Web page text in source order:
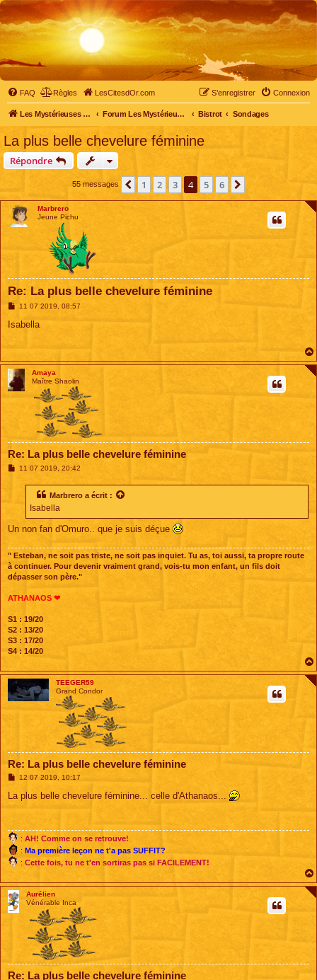
FAQ Règles LesCitesdOr.com Connexion
S’enregistrer
Les Mystérieuses Cités d'Or - LesCitesdOr.com Forum Les Mystérieuses Cités d'Or Bistrot Sondages
La plus belle chevelure féminine
Répondre
55 messages Précédente
1 2 3 4 5 6
Marbrero
Jeune Pichu
Re: La plus belle chevelure féminine
M
s
11 07 2019, 08:57
Isabella
Amaya
Maître Shaolin
Re: La plus belle chevelure féminine
M11 07 2019, 20:42
Marbrero a écrit :
Isabella
Un non fan d'Omuro.. que je suis déçue
" Esteban, ne soit pas triste, ne soit pas inquiet. Tu as, toi aussi, ta propre route
à continuer. Pour devenir vraiment grand, vois-tu mon enfant, un fils doit
dépasser son père."
ATHANAOS ❤
S1 : 19/20
S2 : 13/20
S3 : 17/20
S4 : 14/20
TEEGER59
Grand Condor
Re: La plus belle chevelure féminine
M
s
12 07 2019, 10:17
La plus belle chevelure féminine... celle d'Athanaos...
: AH! Comme on se retrouve!
: Ma première leçon ne t'a pas SUFFIT?
: Cette fois, tu ne t'en sortiras pas si FACILEMENT!
Aurélien
Vénérable Inca
Re: La plus belle chevelure féminine